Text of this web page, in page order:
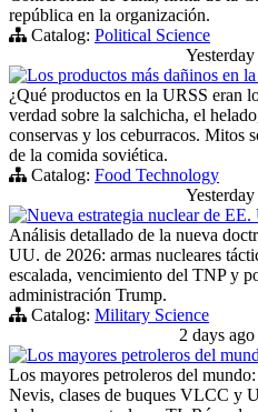
república en la organización.
Catalog: Political Science
Yesterday
Los productos más dañinos en
¿Qué productos en la URSS eran
verdad sobre la salchicha, el
conservas y los ceburracos. Mitos
de la comida soviética.
Catalog: Food Technology
Yesterday
Nueva estrategia nuclear de EE.
Análisis detallado de la nueva
UU. de 2026: armas nucleares
escalada, vencimiento del TNP y
administración Trump.
Catalog: Military Science
2 days ago
Los mayores petroleros del
Los mayores petroleros del
Nevis, clases de buques VLCC y